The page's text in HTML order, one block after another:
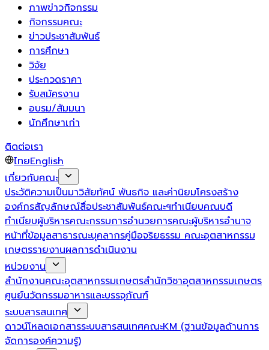
ภาพข่าวกิจกรรม
กิจกรรมคณะ
ข่าวประชาสัมพันธ์
การศึกษา
วิจัย
ประกวดราคา
รับสมัครงาน
อบรม/สัมมนา
นักศึกษาเก่า
ติดต่อเรา
ไทยEnglish
เกี่ยวกับคณะ
ประวัติความเป็นมาวิสัยทัศน์ พันธกิจ และค่านิยมโครงสร้าง
องค์กรสัญลักษณ์สื่อประชาสัมพันธ์คณะฯทำเนียบคณบดี
ทำเนียบผู้บริหารคณะกรรมการอำนวยการคณะผู้บริหารอำนาจ
หน้าที่ข้อมูลสาธารณะบุคลากรคู่มือจริยธรรม คณะอุตสาหกรรม
เกษตรรายงานผลการดำเนินงาน
หน่วยงาน
สำนักงานคณะอุตสาหกรรมเกษตรสำนักวิชาอุตสาหกรรมเกษตร
ศูนย์นวัตกรรมอาหารและบรรจุภัณฑ์
ระบบสารสนเทศ
ดาวน์โหลดเอกสารระบบสารสนเทศคณะKM (ฐานข้อมูลด้านการ
จัดการองค์ความรู้)